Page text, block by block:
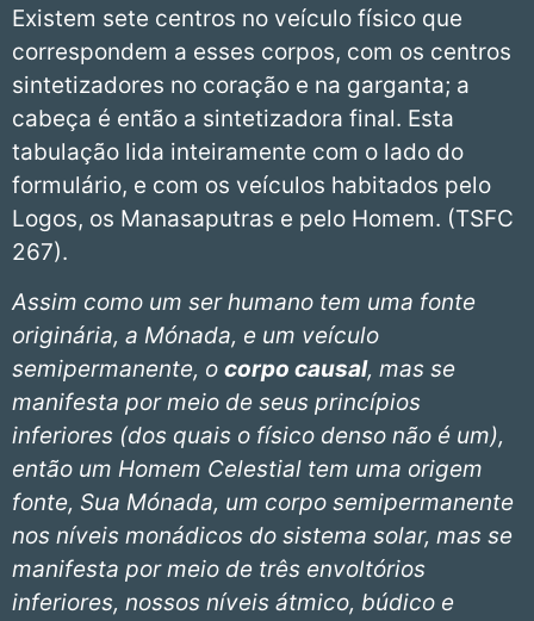
Existem sete centros no veículo físico que
correspondem a esses corpos, com os centros
sintetizadores no coração e na garganta; a
cabeça é então a sintetizadora final. Esta
tabulação lida inteiramente com o lado do
formulário, e com os veículos habitados pelo
Logos, os Manasaputras e pelo Homem. (TSFC
267).
Assim como um ser humano tem uma fonte
originária, a Mónada, e um veículo
semipermanente, o corpo causal, mas se
manifesta por meio de seus princípios
inferiores (dos quais o físico denso não é um),
então um Homem Celestial tem uma origem
fonte, Sua Mónada, um corpo semipermanente
nos níveis monádicos do sistema solar, mas se
manifesta por meio de três envoltórios
inferiores, nossos níveis átmico, búdico e